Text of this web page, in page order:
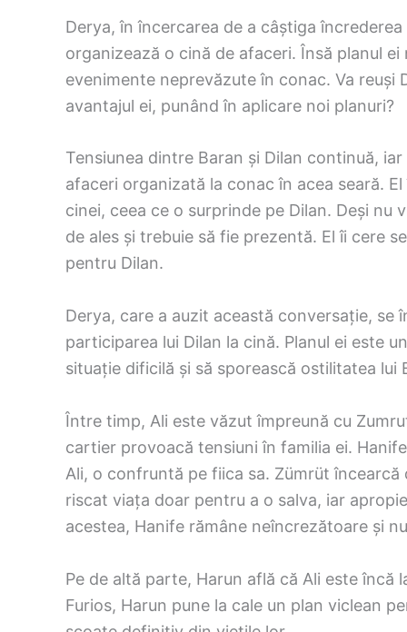
Derya, în încercarea de a câștiga
organizează o cină de afaceri. Însă planul
evenimente neprevăzute în conac. Va reuși
avantajul ei, punând în aplicare noi planuri?
Tensiunea dintre Baran și Dilan continuă,
afaceri organizată la conac în acea seară.
cinei, ceea ce o surprinde pe Dilan. Deși nu
de ales și trebuie să fie prezentă. El îi cere
pentru Dilan.
Derya, care a auzit această conversație, se
participarea lui Dilan la cină. Planul ei este
situație dificilă și să sporească ostilitatea lui
Între timp, Ali este văzut împreună cu
cartier provoacă tensiuni în familia ei.
Ali, o confruntă pe fiica sa. Zümrüt
riscat viața doar pentru a o salva, iar
acestea, Hanife rămâne neîncrezătoare și
Pe de altă parte, Harun află că Ali este
Furios, Harun pune la cale un plan viclean